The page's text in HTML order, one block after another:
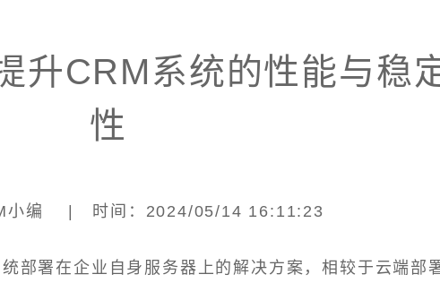
升CRM系统的性能与稳
性
小编 | 时间：2024/05/14 16:11:23
部署在企业自身服务器上的解决方案，相较于云端部